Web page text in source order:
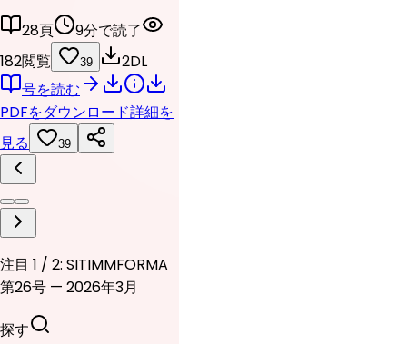
28頁
9分で読了
182閲覧
39
2DL
号を読む
PDFをダウンロード詳細を
見る
39
注目 1 / 2: SITIMMFORMA
第26号 — 2026年3月
探す